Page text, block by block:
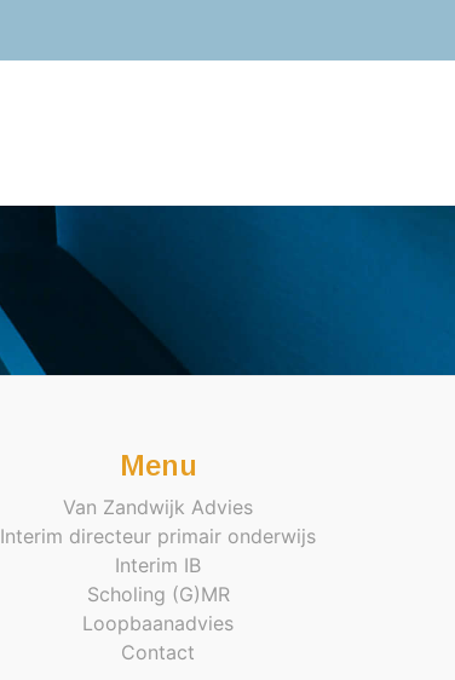
Menu
Van Zandwijk Advies
Interim directeur primair onderwijs
Interim IB
Scholing (G)MR
Loopbaanadvies
Contact